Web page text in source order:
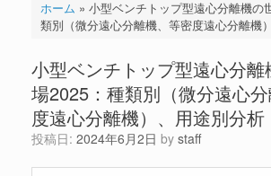
ホーム » 小型ベンチトップ型遠心分離機の
類別（微分遠心分離機、等密度遠心分離機
小型ベンチトップ型遠心分
場2025：種類別（微分遠心
度遠心分離機）、用途別分析
投稿日: 2024年6月2日 by staff